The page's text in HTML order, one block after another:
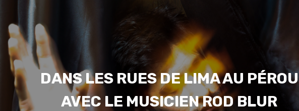
DANS LES RUES DE LIMA AU PÉROU
AVEC LE MUSICIEN ROD BLUR